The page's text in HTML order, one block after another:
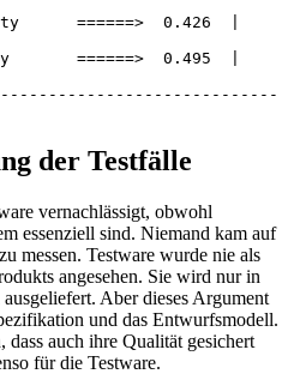
======>  0.426  |
======>  0.495  |
der Testfälle
vernachlässigt, obwohl
essenziell sind. Niemand kam auf
messen. Testware wurde nie als
angesehen. Sie wird nur in
Aber dieses Argument
und das Entwurfsmodell.
dass auch ihre Qualität gesichert
für die Testware.